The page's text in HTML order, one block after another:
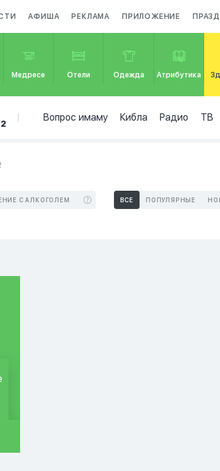
АФИША РЕКЛАМА ПРИЛОЖЕНИЕ
Медресе Отели Одежда Атрибутика
Вопрос имаму Кибла Радио ТВ
С АЛКОГОЛЕМ ВСЕ ПОПУЛЯРНЫЕ